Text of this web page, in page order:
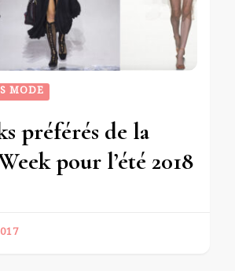
MODE
préférés de la
pour l’été 2018